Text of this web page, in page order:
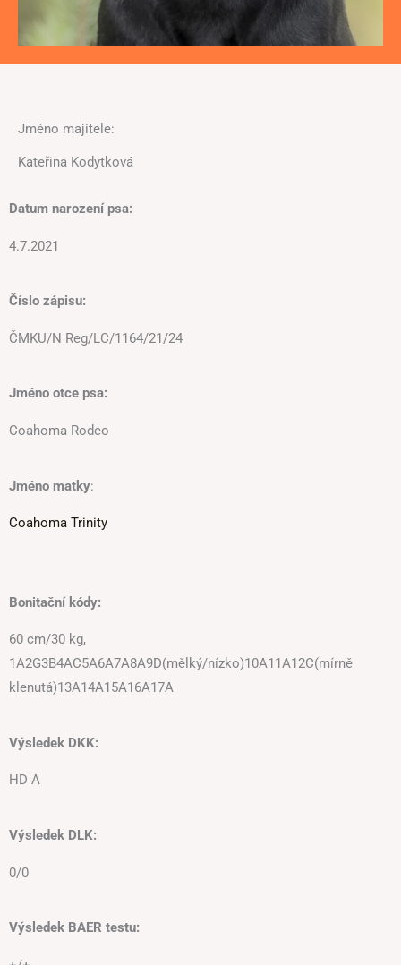
Jméno majitele:
Kateřina Kodytková
Datum narození psa:
4.7.2021
Číslo zápisu:
ČMKU/N Reg/LC/1164/21/24
Jméno otce psa:
Coahoma Rodeo
Jméno matky:
Coahoma Trinity
Bonitační kódy:
60 cm/30 kg,
1A2G3B4AC5A6A7A8A9D(mělký/nízko)10A11A12C(mírně
klenutá)13A14A15A16A17A
Výsledek DKK:
HD A
Výsledek DLK:
0/0
Výsledek BAER testu: